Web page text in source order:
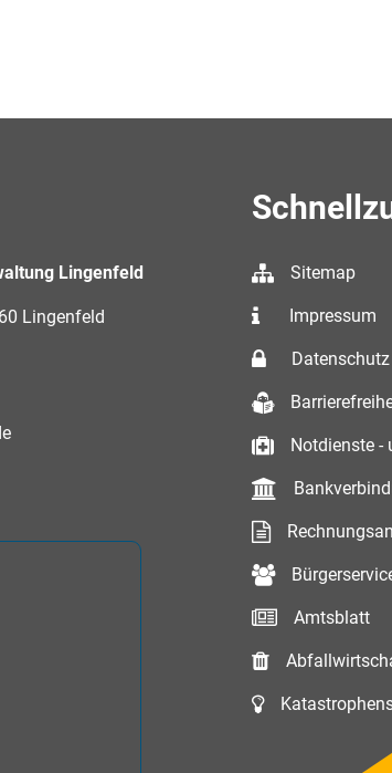
Lingenfeld
Lingenfeld
Sitemap
Impressum
Datenschutz
Notdienste -
Amtsblatt